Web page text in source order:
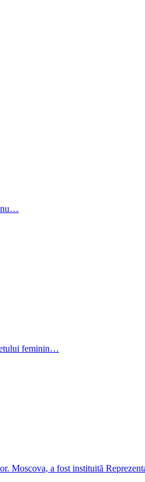
feminin…
Moscova, a fost instituită